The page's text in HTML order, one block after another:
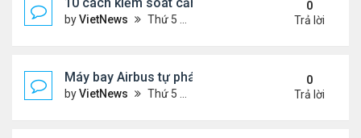
byVietNews Thứ 5 Tháng 7 28, 2022 1:36 pm
0
Trả lời
Máy bay Airbus tự phá kỷ lục bay lâu trong khí
byVietNews Thứ 5 Tháng 7 28, 2022 1:35 pm
0
Trả lời